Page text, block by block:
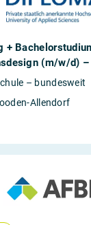
+
(m/w/d) –
– bundesweit
Allendorf